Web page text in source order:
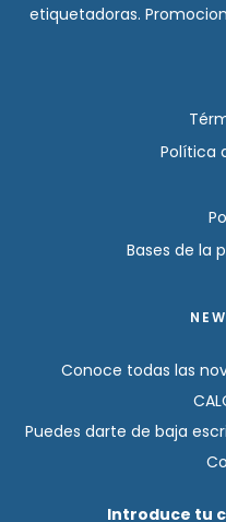
etiquetadoras.
Política
Bases de la
Conoce todas las
Puedes darte de baja
Introduce tu